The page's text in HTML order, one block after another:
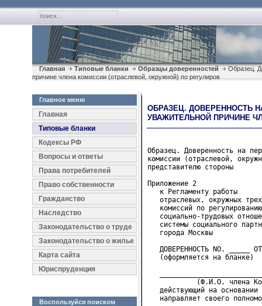
Главная Типовые бланки Образцы доверенностей
Образец.
причине члена комиссии (отраслевой, окружной) по регулиров
Главное меню
Главная
Типовые бланки
Кодексы РФ
Вопросы и ответы
Права потребителей
Право собственности
Гражданство
Наследство
Законодательство о труде
Законодательство о жилье
Карта сайта
Юриспруденция
Воспользуйся поиском
ОБРАЗЕЦ. ДОВЕРЕННОСТЬ
УВАЖИТЕЛЬНОЙ ПРИЧИНЕ
Образец. Доверенность на
комиссии (отраслевой,
представителю стороны
Приложение 2
к Регламенту работы
отраслевых, окружных
комиссий по регулированию
социально-трудовых
системы социального
города Москвы
ДОВЕРЕННОСТЬ NO. _____
(оформляется на бланке)
(Ф.И.О. члена
действующий на основании
направляет своего